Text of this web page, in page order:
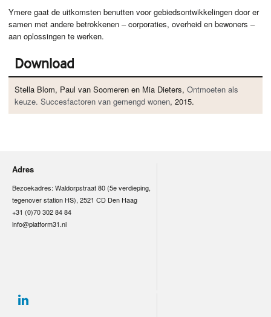
Ymere gaat de uitkomsten benutten voor gebiedsontwikkelingen door er
samen met andere betrokkenen – corporaties, overheid en bewoners –
aan oplossingen te werken.
Download
Stella Blom, Paul van Soomeren en Mia Dieters,Ontmoeten als
keuze. Succesfactoren van gemengd wonen, 2015.
Adres
Bezoekadres: Waldorpstraat 80 (5e verdieping,
tegenover station HS), 2521 CD Den Haag
+31 (0)70 302 84 84
info@platform31.nl